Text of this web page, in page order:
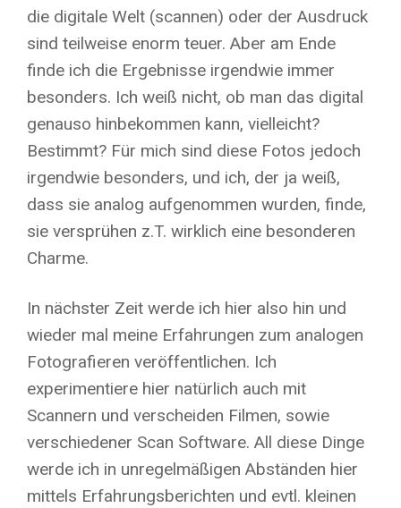
die digitale Welt (scannen) oder der Ausdruck
sind teilweise enorm teuer. Aber am Ende
finde ich die Ergebnisse irgendwie immer
besonders. Ich weiß nicht, ob man das digital
genauso hinbekommen kann, vielleicht?
Bestimmt? Für mich sind diese Fotos jedoch
irgendwie besonders, und ich, der ja weiß,
dass sie analog aufgenommen wurden, finde,
sie versprühen z.T. wirklich eine besonderen
Charme.
In nächster Zeit werde ich hier also hin und
wieder mal meine Erfahrungen zum analogen
Fotografieren veröffentlichen. Ich
experimentiere hier natürlich auch mit
Scannern und verscheiden Filmen, sowie
verschiedener Scan Software. All diese Dinge
werde ich in unregelmäßigen Abständen hier
mittels Erfahrungsberichten und evtl. kleinen